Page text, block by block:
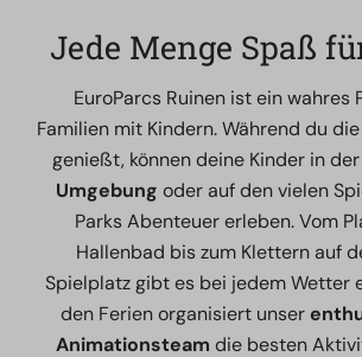
Jede Menge Spaß
EuroParcs Ruinen ist ein wahres
Familien mit Kindern. Während du
genießt, können deine Kinder in der
Umgebung oder auf den vielen
Parks Abenteuer erleben. Vom
Hallenbad bis zum Klettern auf
Spielplatz gibt es bei jedem Wetter
den Ferien organisiert unser
Animationsteam die besten